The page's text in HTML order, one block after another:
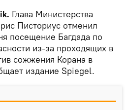
Глава Министерства
Писториус отменил
посещение Багдада по
из-за проходящих в
сожжения Корана в
издание Spiegel.